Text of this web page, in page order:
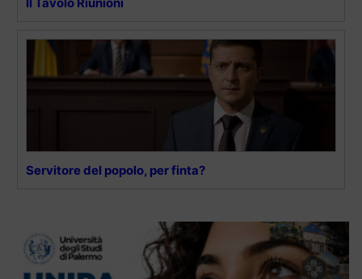
Servitore del popolo, per finta?